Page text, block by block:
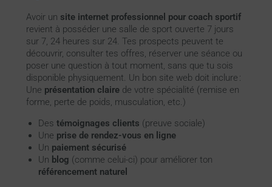
Avoir un site internet professionnel pour coach sportif
revient à posséder une salle de sport ouverte 7 jours
sur 7, 24 heures sur 24. Tes prospects peuvent te
découvrir, consulter tes offres, réserver une séance ou
poser une question à tout moment, sans que tu sois
disponible physiquement. Un bon site web doit inclure :
Une présentation clairede votre spécialité (remise en
forme, perte de poids, musculation, etc.)
Des témoignages clients (preuve sociale)
Une prise de rendez-vous en ligne
Un paiement sécurisé
Un blog (comme celui-ci) pour améliorer ton
référencement naturel